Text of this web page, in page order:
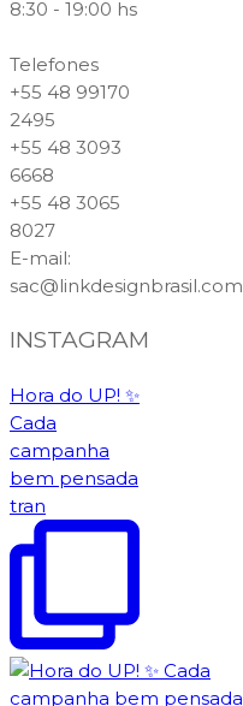
8:30 - 19:00 hs
Telefones
+55 48 99170
2495
+55 48 3093
6668
+55 48 3065
8027
E-mail:
sac@linkdesignbrasil.com
INSTAGRAM
Hora do UP! ✨️
Cada
campanha
bem pensada
tran